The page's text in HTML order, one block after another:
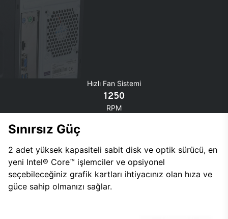
Hızlı Fan Sistemi
1250
RPM
Sınırsız Güç
2 adet yüksek kapasiteli sabit disk ve optik sürücü, en
yeni Intel® Core™ işlemciler ve opsiyonel
seçebileceğiniz grafik kartları ihtiyacınız olan hıza ve
güce sahip olmanızı sağlar.